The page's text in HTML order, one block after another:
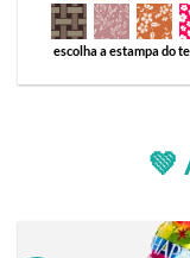
escolha a estampa do
💚